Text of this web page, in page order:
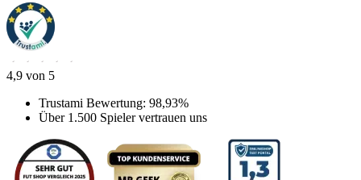
4,9 von 5
Trustami Bewertung: 98,93%
Über 1.500 Spieler vertrauen uns